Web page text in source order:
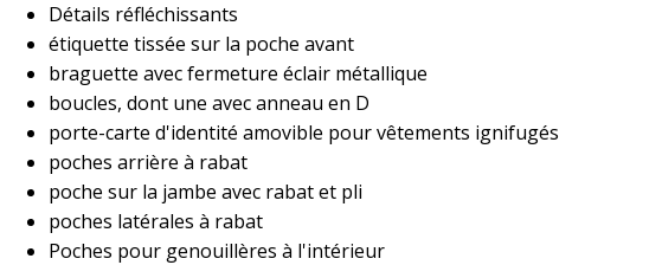
Détails réfléchissants
étiquette tissée sur la poche avant
braguette avec fermeture éclair métallique
boucles, dont une avec anneau en D
porte-carte d'identité amovible pour vêtements ignifugés
poches arrière à rabat
poche sur la jambe avec rabat et pli
poches latérales à rabat
Poches pour genouillères à l'intérieur